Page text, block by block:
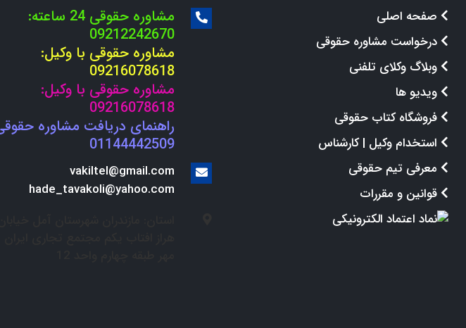
صفحه اصلی
درخواست مشاوره حقوقی
وبلاگ وکلای تلفنی
ویدیو ها
فروشگاه کتاب حقوقی
استخدام وکیل | کارشناس
معرفی تیم حقوقی
قوانین و مقررات
مشاوره حقوقی 24 ساعته:
09212242670
مشاوره حقوقی با وکیل:
09216078618
مشاوره حقوقی با وکیل:
09216078618
راهنمای دریافت مشاوره
01144442509
vakiltel@gmail.com
hade_tavakoli@yahoo.com